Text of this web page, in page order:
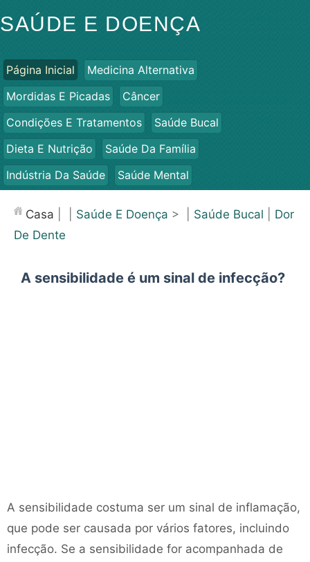
SAÚDE E DOENÇA
Página Inicial
Medicina Alternativa
Mordidas E Picadas
Câncer
Condições E Tratamentos
Saúde Bucal
Dieta E Nutrição
Saúde Da Família
Indústria Da Saúde
Saúde Mental
Saúde
Casa Saúde E Doença > | Saúde Bucal
Dor
De Dente
A sensibilidade é um sinal de infecção?
A sensibilidade costuma ser um sinal de inflamação,
que pode ser causada por vários fatores, incluindo
infecção. Se a sensibilidade for acompanhada de